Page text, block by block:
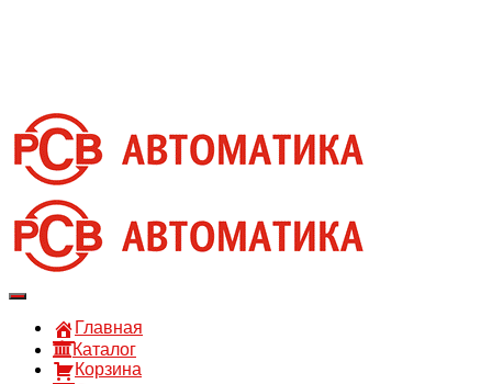
Переключить
навигациюГлавная
Каталог
Корзина